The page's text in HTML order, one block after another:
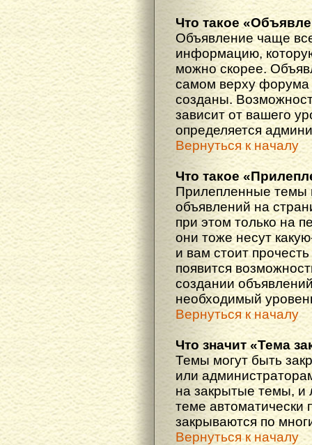
Что такое
Объявление чаще
информацию,
можно скорее.
самом верху форума
созданы.
зависит от вашего
определяется
Вернуться к началу
Что такое
Прилепленные темы
объявлений на
при этом только на
они тоже несут
и вам стоит
появится
создании
необходимый
Вернуться к началу
Что значит «Тема
Темы могут быть
или
на закрытые темы, и
теме автоматически
закрываются по
Вернуться к началу